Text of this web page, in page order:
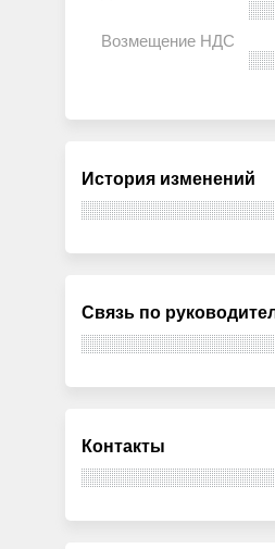
История изменений
Связь по
Контакты